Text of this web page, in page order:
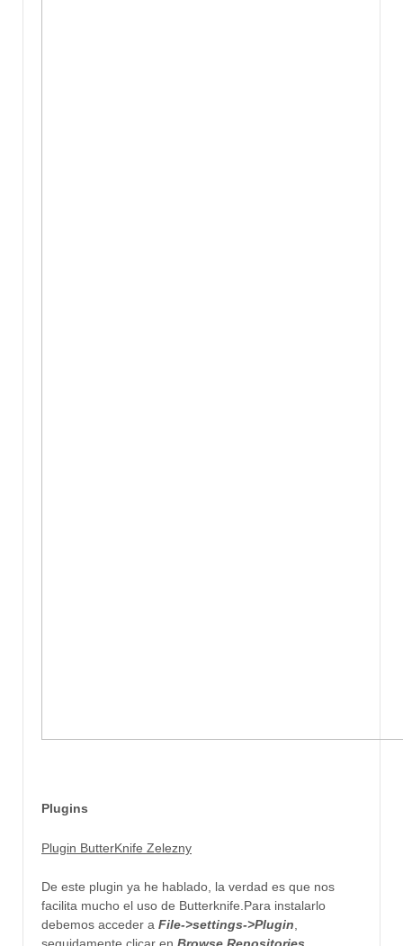
Plugins
Plugin ButterKnife Zelezny
De este plugin ya he hablado, la verdad es que nos
facilita mucho el uso de Butterknife. Para instalarlo
debemos acceder a File->settings->Plugin